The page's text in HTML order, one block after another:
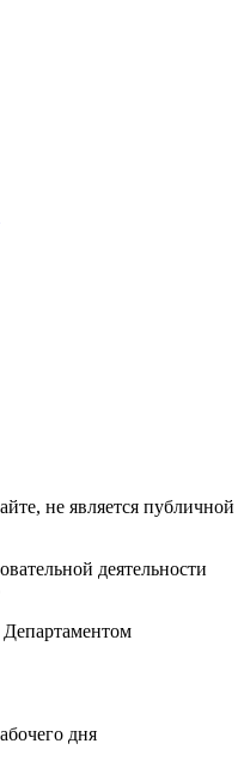
не является публичной
деятельности
дня